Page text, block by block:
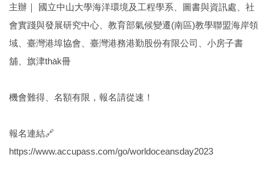
主辦｜ 國立中山大學海洋環境及工程學系、圖書與資訊處、社
會實踐與發展研究中心、教育部氣候變遷(南區)教學聯盟海岸領
域、臺灣港埠協會、臺灣港務港勤股份有限公司、小房子書
舖、旗津tha̍k冊
機會難得、名額有限，報名請從速！
報名連結🔗
https://www.accupass.com/go/worldoceansday2023